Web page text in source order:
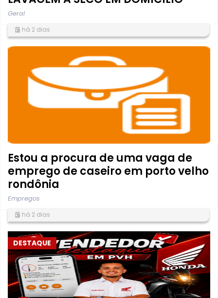
Geral
há 2 dias
Estou a procura de uma vaga de
emprego de caseiro em porto velho
rondônia
Empregos
há 2 dias
DESTAQUE